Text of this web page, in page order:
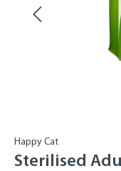
Happy Cat
Sterilised